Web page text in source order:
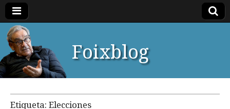
Foixblog
Etiqueta: Elecciones